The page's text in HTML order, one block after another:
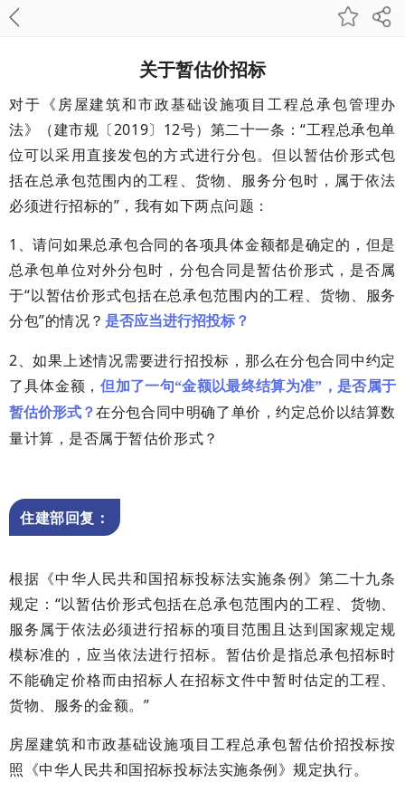
关于暂估价招标
对于《房屋建筑和市政基础设施项目工程总承包管理办
法》（建市规〔2019〕12号）第二十一条：“工程总承包单
位可以采用直接发包的方式进行分包。但以暂估价形式包
括在总承包范围内的工程、货物、服务分包时，属于依法
必须进行招标的”，我有如下两点问题：
1、请问如果总承包合同的各项具体金额都是确定的，但是
总承包单位对外分包时，分包合同是暂估价形式，是否属
于“以暂估价形式包括在总承包范围内的工程、货物、服务
分包”的情况？ 是否应当进行招投标？
2、如果上述情况需要进行招投标，那么在分包合同中约定
了具体金额，但加了一句“金额以最终结算为准”，是否属于
暂估价形式？在分包合同中明确了单价，约定总价以结算数
量计算，是否属于暂估价形式？
住建部回复：
根据《中华人民共和国招标投标法实施条例》第二十九条
规定：“以暂估价形式包括在总承包范围内的工程、货物、
服务属于依法必须进行招标的项目范围且达到国家规定规
模标准的，应当依法进行招标。暂估价是指总承包招标时
不能确定价格而由招标人在招标文件中暂时估定的工程、
货物、服务的金额。”
房屋建筑和市政基础设施项目工程总承包暂估价招投标按
照《中华人民共和国招标投标法实施条例》规定执行。